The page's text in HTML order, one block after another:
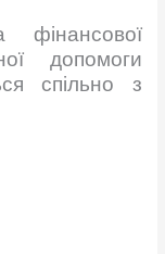
фінансової
допомоги
спільно з